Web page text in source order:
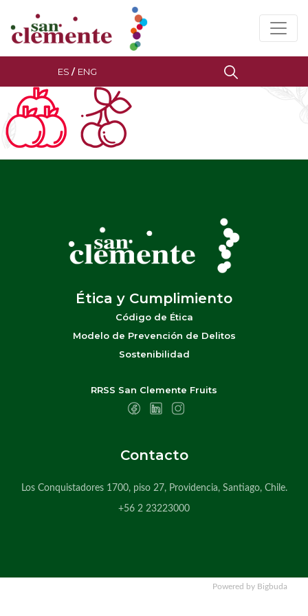
ES / ENG
Ética y Cumplimiento
Código de Ética
Modelo de Prevención de Delitos
Sostenibilidad
RRSS San Clemente Fruits
Contacto
Los Conquistadores 1700, piso 27, Providencia, Santiago, Chile.
+56 2 23223000
Powered by Bigbuda